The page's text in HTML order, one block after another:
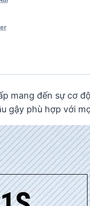
mang đến sự cơ
gậy phù hợp với